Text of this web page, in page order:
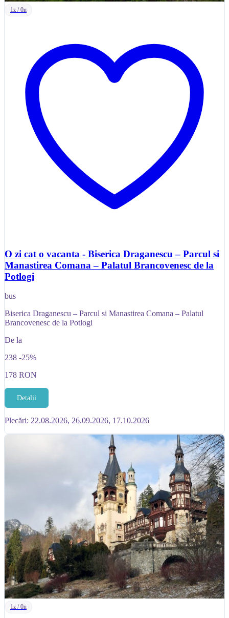
1z / 0n
O zi cat o vacanta - Biserica Draganescu – Parcul si
Manastirea Comana – Palatul Brancovenesc de la
Potlogi
bus
Biserica Draganescu – Parcul si Manastirea Comana – Palatul
Brancovenesc de la Potlogi
De la
238 -25%
178 RON
Detalii
Plecări: 22.08.2026, 26.09.2026, 17.10.2026
1z / 0n